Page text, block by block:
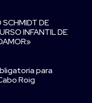
DE
INFANTIL DE
para
Roig